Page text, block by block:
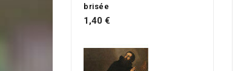
brisée
1,40 €